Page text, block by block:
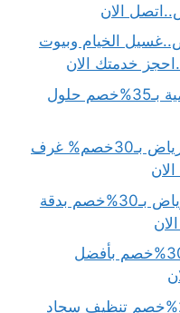
الان
الخيام وبيوت
شركة مكافحة حشرات بالمزاحمية بـ35%خصم حلول
شركة فك وتركيب غرف نوم بالرياض بـ30خصم% غرف
شركة كشف تسربات المياه بالرياض بـ30%خصم بدقة
شراء اثاث مستعمل بالرياض بـ30%خصم بأفضل
شركة تنظيف سجاد بالخرج بـ25%خصم تنظيف سجاد